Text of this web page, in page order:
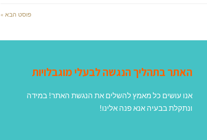
פוסט הבא »
האתר בתהליך הנגשה לבעלי מוגבלויות
אנו עושים כל מאמץ להשלים את הנגשת האתר! במידה
ונתקלת בבעיה אנא פנה אלינו!